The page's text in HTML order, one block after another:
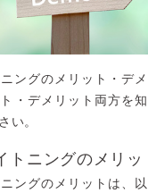
ングのメリット・デ
・デメリット両方を
い。
トニングのメリッ
ングのメリットは、